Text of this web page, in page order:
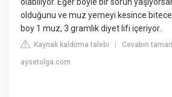
olabiliyor. Eğer böyle bir sorun
olduğunu ve muz yemeyi kesince
boy 1 muz, 3 gramlık diyet lifi içeriyor.
Kaynak kaldırma talebi |Cevabın
aysetolga.com